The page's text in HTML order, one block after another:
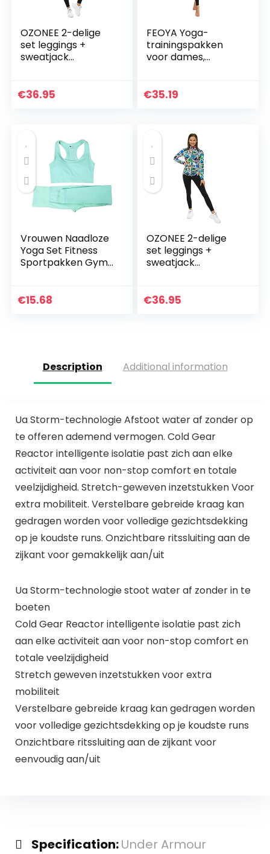
OZONEE 2-delige
set leggings +
sweatjack
joggingpak
€36.95
FEOYA Yoga-
trainingspakken
voor dames,
workout, sport,
€35.19
Vrouwen Naadloze
Yoga Set Fitness
Sportpakken Gym
Shirts Hoge Taille
€15.68
OZONEE 2-delige
set leggings +
sweatjack
joggingpak
€36.95
Description Additional information
Ua Storm-technologie Afstoot water af zonder op
te offeren ademend vermogen. Cold Gear
Reactor intelligente isolatie past zich aan elke
activiteit aan voor non-stop comfort en totale
veelzijdigheid. Stretch-geweven inzetstukken Voor
extra mobiliteit. Verstelbare gebreide kraag kan
gedragen worden voor volledige gezichtsdekking
op je koudste runs. Onzichtbare ritssluiting aan de
zijkant voor gemakkelijk aan/uit
Ua Storm-technologie stoot water af zonder in te
boeten
Cold Gear Reactor intelligente isolatie past zich
aan elke activiteit aan voor non-stop comfort en
totale veelzijdigheid
Stretch geweven inzetstukken voor extra
mobiliteit
Verstelbare gebreide kraag kan gedragen worden
voor volledige gezichtsdekking op je koudste runs
Onzichtbare ritssluiting aan de zijkant voor
eenvoudig aan/uit
Specification:Under Armour